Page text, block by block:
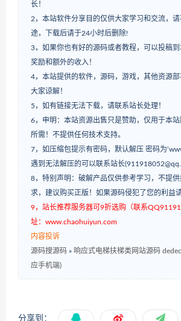
长！
2，本站软件分享目的仅供大家学习和交流，
途，下载后请于24小时后删除!
3，如果你也有好的源码或者教程，可以投稿
奖励和额外的收入！
4，本站提供的软件，源码，游戏，其他资源
大家谅解！
5，如有链接无法下载，请联系站长处理！
6，申明：本站资源出售只是赞助，仅用于本
所需！不提供任何技术支持。
7，如压缩包提示有密码，默认解压 密码为
遇到无法解压的可以联系站长
8，特别声明：破解产品仅供参考学习，不提
求，建议购买正版！如果源码侵犯了您的利益
9，站长推荐服务器可9折选购（联系
址：www.chaohuiyun.com
内容投诉
源码搜源码 » 响应式电梯扶梯类网站源码
应手机端)
分享到：